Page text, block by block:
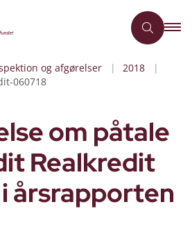
og afgørelser
2018
060718
om påtale
Realkredit
årsrapporten